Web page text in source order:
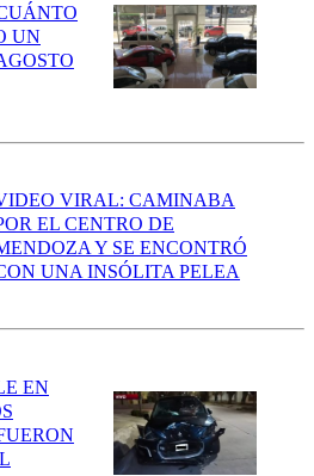
UN
VIRAL: CAMINABA
EL CENTRO DE
Y SE ENCONTRÓ
UNA INSÓLITA PELEA
EN